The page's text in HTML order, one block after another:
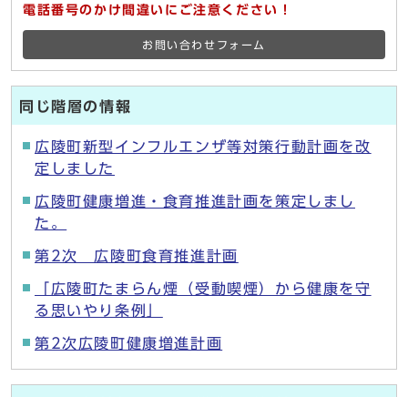
電話番号のかけ間違いにご注意ください！
お問い合わせフォーム
同じ階層の情報
広陵町新型インフルエンザ等対策行動計画を改
定しました
広陵町健康増進・食育推進計画を策定しまし
た。
第2次 広陵町食育推進計画
「広陵町たまらん煙（受動喫煙）から健康を守
る思いやり条例」
第2次広陵町健康増進計画